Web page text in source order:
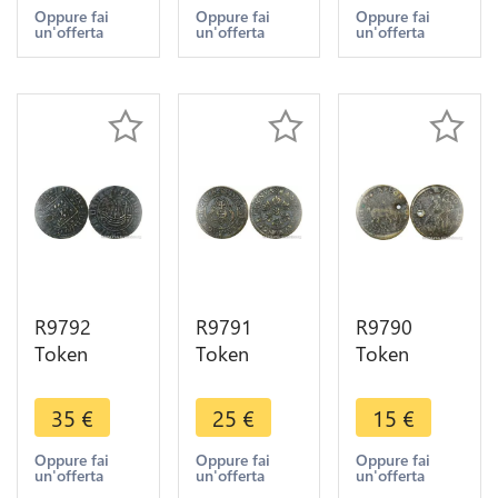
Anglesey
Druid
1795 ->
Oppure fai
un'offerta
George I
1660 1728
Offer
Oppure fai
un'offerta
Hans
Krauwinkel
circa 1500
Oppure fai
un'offerta
R9792
Token
Jeton de
Compte
Nuremberg
à la nef
35 €
Oppure fai
un'offerta
R9791
Token
Jeton de
Compte
Hans
Krauwinkel
25 €
Oppure fai
un'offerta
R9790
Token
Nuremberg
Hans
Krauwinkel
Soldat
15 €
Oppure fai
un'offerta